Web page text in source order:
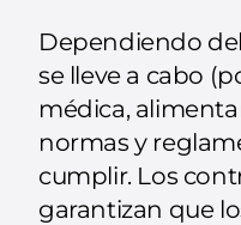
Dependiendo
se lleve a cabo
médica,
normas y
cumplir. Los
garantizan que